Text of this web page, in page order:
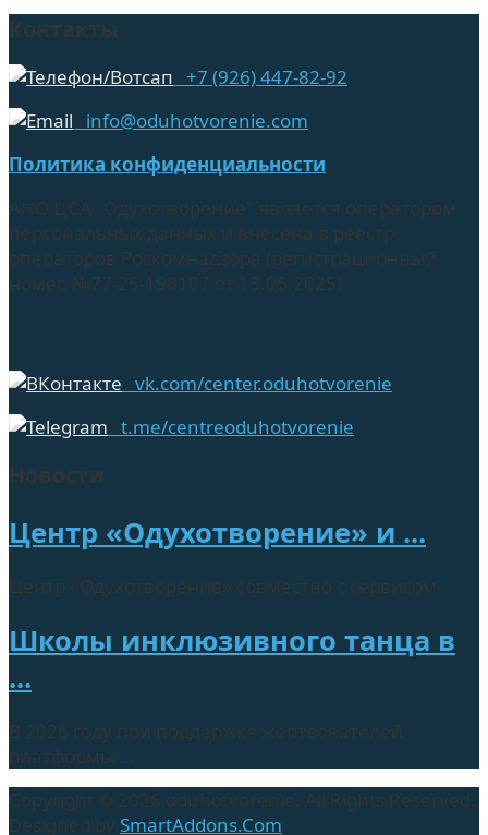
Контакты
+7 (926) 447-82-92
info@oduhotvorenie.com
Политика конфиденциальности
АНО ЦСА "Одухотворение" является оператором
персональных данных и внесена в реестр
операторов Роскомнадзора (регистрационный
номер №77-25-198107 от 13.05.2025)
vk.com/center.oduhotvorenie
t.me/centreoduhotvorenie
Новости
Центр «Одухотворение» и ...
Центр «Одухотворение» совместно с сервисом ...
Школы инклюзивного танца в
...
В 2026 году при поддержке жертвователей
платформы ...
Copyright © 2026 oduhotvorenie. All Rights Reserved.
Designed by SmartAddons.Com